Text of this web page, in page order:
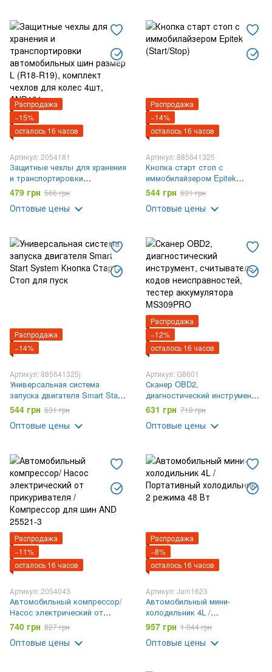
Распродажа
−15%
осталось 16 часов
Артикул: 2054181
Защитные чехлы для хранения
и транспортировки
автомобильных шин размер L
(R18-R19), комплект чехлов
для колес 4шт, AND101
479 грн 566 грн
Оптовые цены
Распродажа
−14%
осталось 16 часов
Артикул: 885641325
Кнопка старт стоп с
иммобилайзером Epitek
(Start/Stop)
544 грн 631 грн
Оптовые цены
Распродажа
−14%
Артикул: 885641325j
Универсальная система
запуска двигателя Smart Start
System Кнопка Старт-Стоп
для пуск
544 грн 631 грн
Оптовые цены
Распродажа
−12%
осталось 16 часов
Артикул: G8601
Сканер OBD2,
диагностический инструмент,
считыватель кодов
неисправностей, тестер
аккумулятора MS309PRO
631 грн 718 грн
Оптовые цены
Распродажа
−11%
осталось 16 часов
Артикул: 2054043
Автомобильный компрессор/
Насос электрический от
прикуривателя / Компрессор
для шин AND 25521-3
740 грн 827 грн
Оптовые цены
Распродажа
−8%
осталось 16 часов
Артикул: Jam1623
Автомобильный мини-
холодильник 4L /
Портативный холодильник 2
режима 48 Вт
957 грн 1 044 грн
Оптовые цены